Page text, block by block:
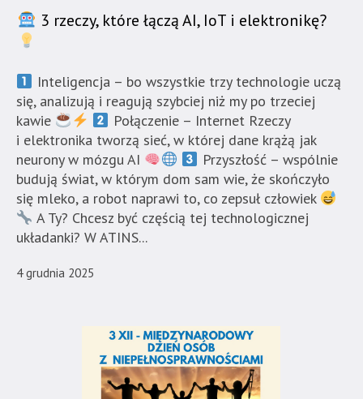
3 rzeczy, które łączą AI, IoT i elektronikę?
Inteligencja – bo wszystkie trzy technologie uczą
się, analizują i reagują szybciej niż my po trzeciej
kawie
Połączenie – Internet Rzeczy
i elektronika tworzą sieć, w której dane krążą jak
neurony w mózgu AI
Przyszłość – wspólnie
budują świat, w którym dom sam wie, że skończyło
się mleko, a robot naprawi to, co zepsuł człowiek
A Ty? Chcesz być częścią tej technologicznej
układanki? W ATINS...
4 grudnia 2025